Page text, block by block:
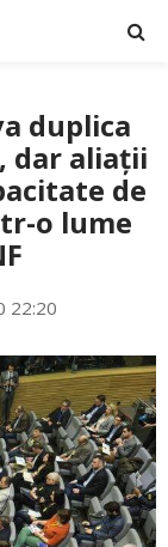
duplica
dar aliații
de
o lume
22:20